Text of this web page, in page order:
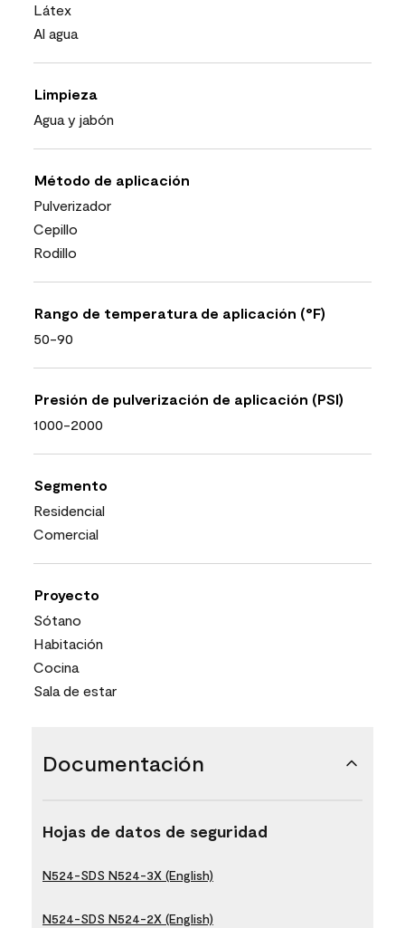
Látex
Al agua
Limpieza
Agua y jabón
Método de aplicación
Pulverizador
Cepillo
Rodillo
Rango de temperatura de aplicación (°F)
50-90
Presión de pulverización de aplicación (PSI)
1000-2000
Segmento
Residencial
Comercial
Proyecto
Sótano
Habitación
Cocina
Sala de estar
Documentación
Hojas de datos de seguridad
N524-SDS N524-3X (English)
N524-SDS N524-2X (English)